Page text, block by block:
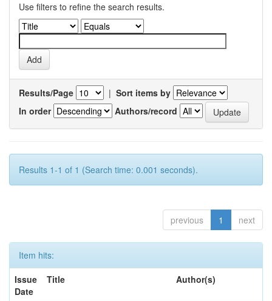
Use filters to refine the search results.
Results/Page | Sort items by
In order
Authors/record
Results 1-1 of 1 (Search time: 0.001 seconds).
previous 1 next
Item hits:
Issue
Date
Title Author(s)